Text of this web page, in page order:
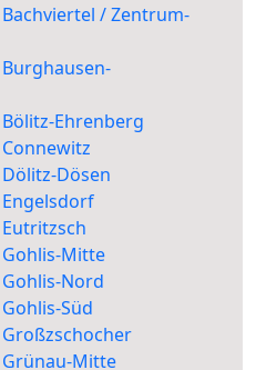
/ Zentrum-
Ehrenberg
Dösen
Mitte
Nord
Süd
Mitte